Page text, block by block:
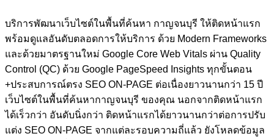
บริการพัฒนาเว็บไซต์ในพื้นที่ค้นหา กาญจนบุรี ให้ติดหน้าแรก
พร้อมดูแลอันดับตลอดการให้บริการ ด้วย Modern Frameworks
และด้วยมาตรฐานใหม่ Google Core Web Vitals ผ่าน Quality
Control (QC) ด้วย Google PageSpeed Insights ทุกขั้นตอน
+ประสบการณ์ตรง SEO ON-PAGE ต่อเนื่องยาวนานกว่า 15 ปี
เว็บไซต์ในพื้นที่ค้นหากาญจนบุรี ของคุณ นอกจากติดหน้าแรก
ได้เร็วกว่า อันดับนิ่งกว่า ติดหน้าแรกได้ยาวนานกว่าต่อการปรับ
แต่ง SEO ON-PAGE จากแต่ละรอบความถี่แล้ว ยังโหลดข้อมูล